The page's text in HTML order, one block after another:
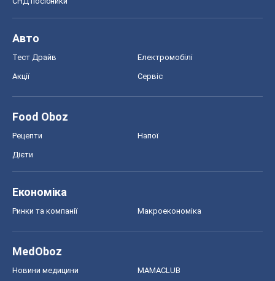
Авто
Тест Драйв Електромобілі
Акції Сервіс
Food Oboz
Рецепти Напої
Дієти
Економіка
Ринки та компанії Макроекономіка
MedOboz
Новини медицини MAMACLUB